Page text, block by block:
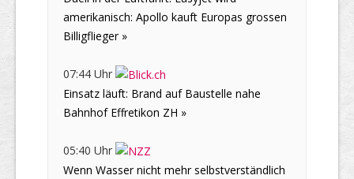
amerikanisch: Apollo kauft Europas grossen
Billigflieger »
07:44 Uhr
Einsatz läuft: Brand auf Baustelle nahe
Bahnhof Effretikon ZH »
05:40 Uhr
Wenn Wasser nicht mehr selbstverständlich